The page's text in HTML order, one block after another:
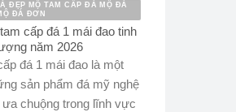
ĐẸP MỘ TAM CẤP ĐÁ MỘ ĐÁ
ĐÁ ĐƠN
cấp đá 1 mái đao tinh
năm 2026
đá 1 mái đao là một
sản phẩm đá mỹ nghệ
chuộng trong lĩnh vực